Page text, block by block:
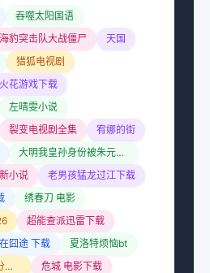
吞噬太阳国语
海豹突击队大战僵尸
天国
猎狐电视剧
火花游戏下载
左晴雯小说
裂变电视剧全集
宥娜的街
大明我皇孙身份被朱元璋曝光了
小说
老男孩猛龙过江下载
绣春刀 电影
超能查派迅雷下载
囧途 下载
夏洛特烦恼bt
乱Lun合集1第40部分阅读
危城 电影下载